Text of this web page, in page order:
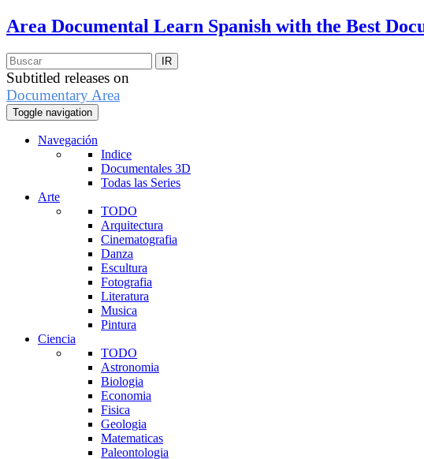
Area Documental Learn Spanish with the Best
Subtitled releases on
Documentary Area
Toggle navigation
Navegación
Indice
Documentales 3D
Todas las Series
Arte
TODO
Arquitectura
Cinematografia
Danza
Escultura
Fotografia
Literatura
Musica
Pintura
Ciencia
TODO
Astronomia
Biologia
Economia
Fisica
Geologia
Matematicas
Paleontologia